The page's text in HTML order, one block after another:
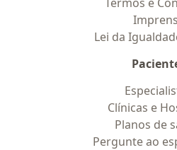
Lei da
Clínicas e
Planos de
Pergunte ao